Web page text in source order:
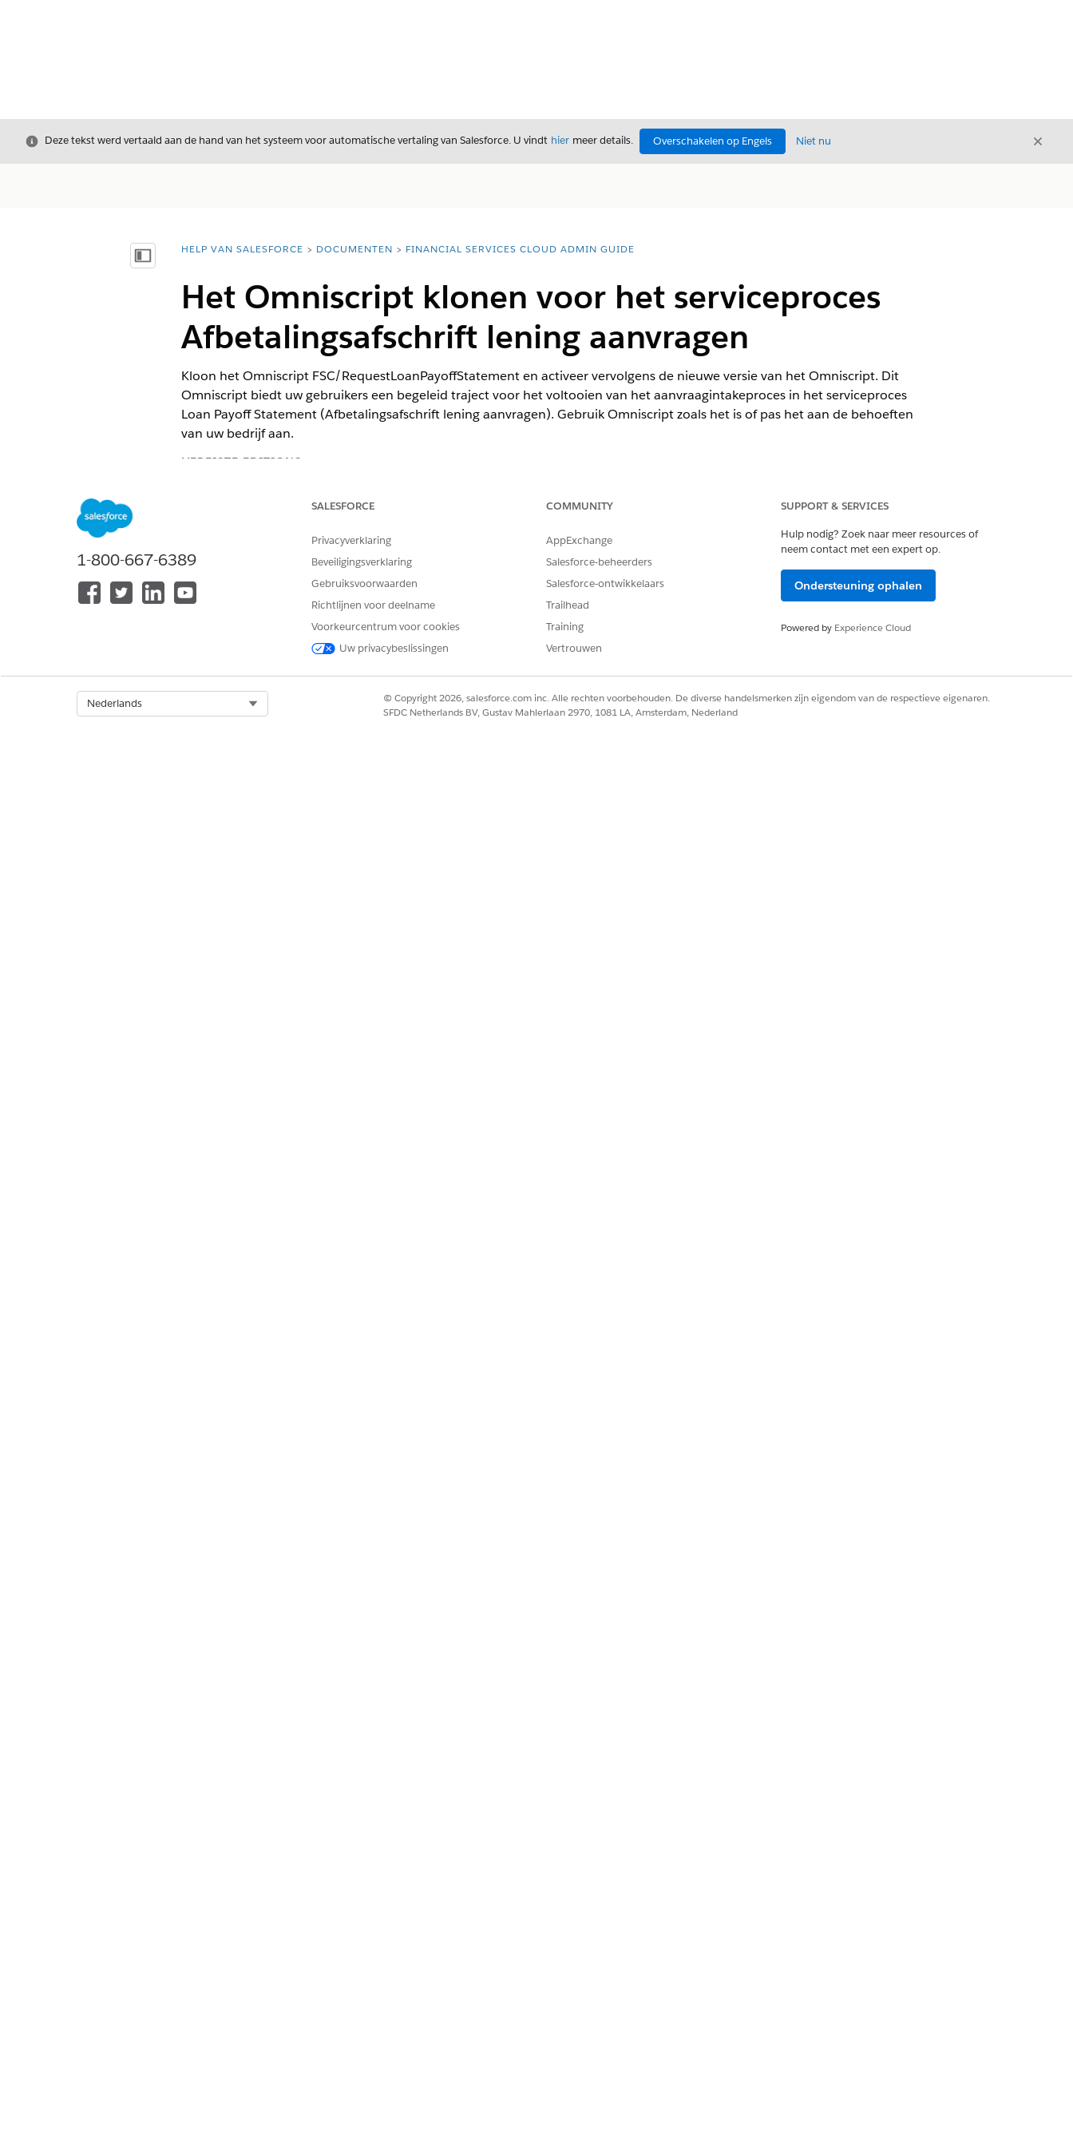
Sluiten
Deze tekst werd vertaald aan de hand van het systeem voor automatische vertaling van Salesforce. U vindt hier meer details. Overschakelen op Engels Niet nu Sluiten
Inhoudsopgave weergeven
U bent hier:
HELP VAN SALESFORCE DOCUMENTEN FINANCIAL SERVICES CLOUD ADMIN GUIDE
Het Omniscript klonen voor het serviceproces
Afbetalingsafschrift lening aanvragen
Kloon het Omniscript FSC/RequestLoanPayoffStatement en activeer vervolgens de nieuwe versie van het Omniscript. Dit
Omniscript biedt uw gebruikers een begeleid traject voor het voltooien van het aanvraagintakeproces in het serviceproces
Loan Payoff Statement (Afbetalingsafschrift lening aanvragen). Gebruik Omniscript zoals het is of pas het aan de behoeften
van uw bedrijf aan.
VEREISTE EDITIONS
Beschikbaar in: Lightning Experience
BENODIGDE GEBRUIKERSMACHTIGINGEN
Het Omniscript voor uitbetalingsafschrift van lening aanvragen
Zoek en selecteer vanuit de Appstarter Omniscripts
FSC/RequestLoanPayoffStatement
Klik opNieuwe versie.
Klik opVersie activeren
1-800-667-6389
SALESFORCE
Privacyverklaring
Beveiligingsverklaring
Gebruiksvoorwaarden
Richtlijnen voor deelname
Voorkeurcentrum voor cookies
Uw privacybeslissingen
COMMUNITY
AppExchange
Salesforce-beheerders
Salesforce-ontwikkelaars
Trailhead
Training
Vertrouwen
SUPPORT & SERVICES
Hulp nodig? Zoek naar meer resources of
neem contact met een expert op.
Ondersteuning ophalen
Powered by Experience Cloud
Nederlands
© Copyright 2026, salesforce.com inc. Alle rechten voorbehouden. De diverse handelsmerken zijn eigendom van de respectieve eigenaren.
SFDC Netherlands BV, Gustav Mahlerlaan 2970, 1081 LA, Amsterdam, Nederland